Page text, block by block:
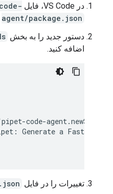
در VS Code، فایل
agent/package.json
دستور جدید را به بخش
اضافه کنید.
code-
Generate a FastAPI
تغییرات را در فایل